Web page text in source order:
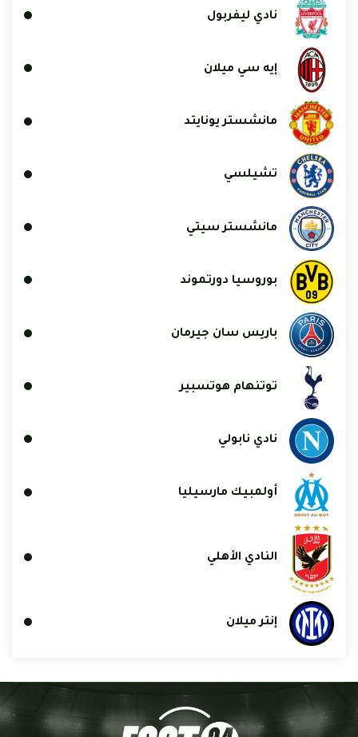
نادي ليفربول
إيه سي ميلان
مانشستر يونايتد
تشيلسي
مانشستر سيتي
بوروسيا دورتموند
باريس سان جيرمان
توتنهام هوتسبير
نادي نابولي
أولمبيك مارسيليا
النادي الأهلي
إنتر ميلان